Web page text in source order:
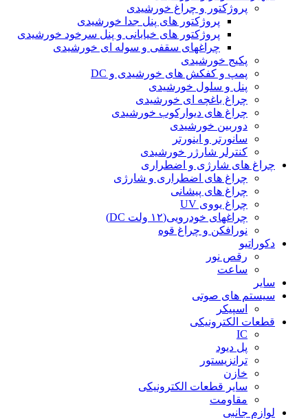
پروژکتور و چراغ خورشیدی
پروژکتور های پنل جدا خورشیدی
پروژکتور های خیابانی و پنل سرخود خورشیدی
چراغهای سقفی و سوله ای خورشیدی
پکیج خورشیدی
پمپ و کفکش های خورشیدی و DC
پنل و سلول خورشیدی
چراغ باغچه ای خورشیدی
چراغ های دیوارکوب خورشیدی
دوربین خورشیدی
سانورتر و اینورتر
کنترلر شارژر خورشیدی
چراغ های شارژی و اضطراری
چراغ های اضطراری و شارژی
چراغ های پیشانی
چراغ یووی UV
چراغهای خودرویی(۱۲ ولت DC)
نورافکن و چراغ قوه
دکوراتیو
رقص نور
ساعت
سایر
سیستم های صوتی
اسپیکر
قطعات الکترونیکی
IC
پل دیود
ترانزیستور
خازن
سایر قطعات الکترونیکی
مقاومت
لوازم جانبی